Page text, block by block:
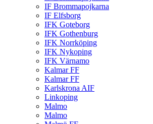
IF Brommapojkarna
IF Elfsborg
IFK Goteborg
IFK Gothenburg
IFK Norrköping
IFK Nykoping
IFK Värnamo
Kalmar FF
Kalmar FF
Karlskrona AIF
Linkoping
Malmo
Malmo